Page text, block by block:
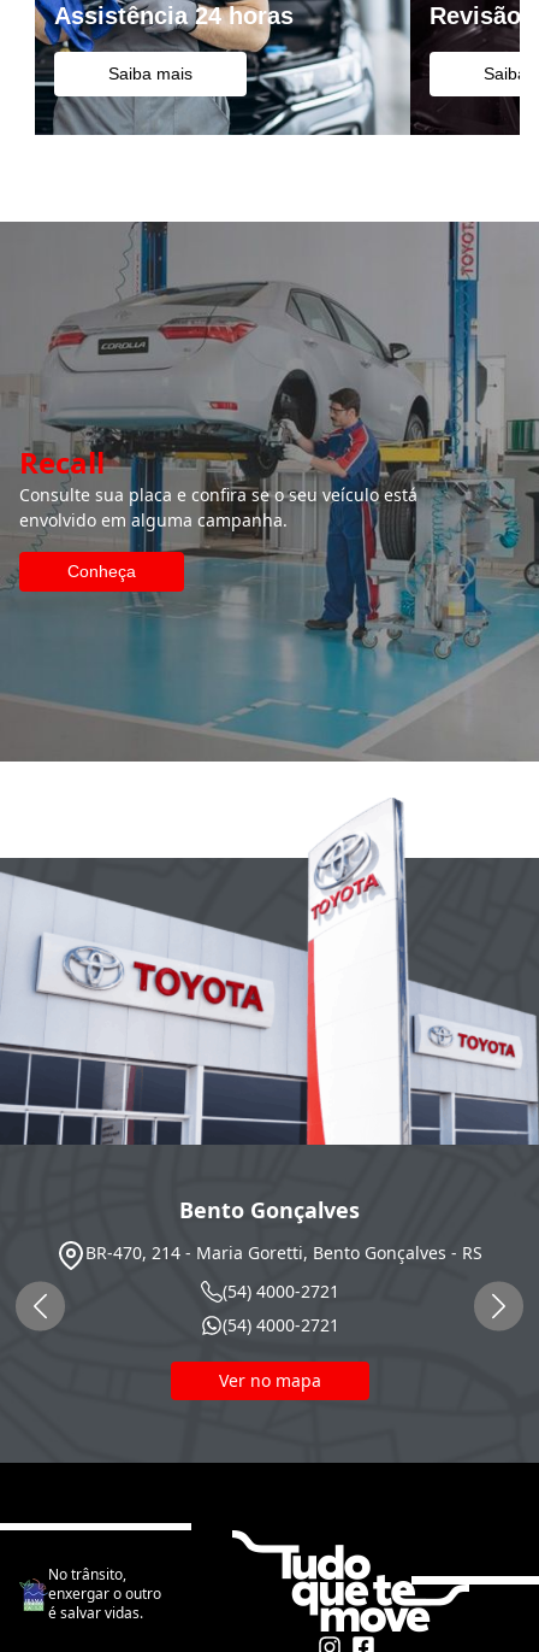
Assistência 24 horas
Saiba mais
Revisão
Saiba
Recall
Consulte sua placa e confira se o seu veículo está
envolvido em alguma campanha.
Conheça
Bento Gonçalves
BR-470, 214 - Maria Goretti, Bento Gonçalves - RS
(54) 4000-2721
(54) 4000-2721
Ver no mapa
No trânsito,
enxergar o outro
é salvar vidas.